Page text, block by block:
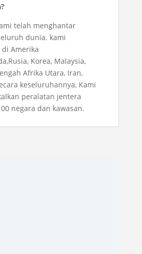
telah menghantar
dunia. kami
Amerika
Korea, Malaysia,
Afrika Utara, Iran,
keseluruhannya, Kami
peralatan jentera
negara dan kawasan.